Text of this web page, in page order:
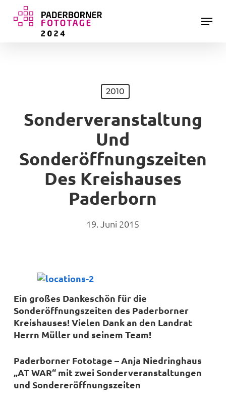
main
Menu
2010
Sonderveranstaltung
Und
Sonderöffnungszeiten
Des Kreishauses
Paderborn
19. Juni 2015
Ein großes Dankeschön für die
Sonderöffnungszeiten des Paderborner
Kreishauses! Vielen Dank an den Landrat
Herrn Müller und seinem Team!
Paderborner Fototage – Anja Niedringhaus
„AT WAR“ mit zwei Sonderveranstaltungen
und Sondereröffnungszeiten